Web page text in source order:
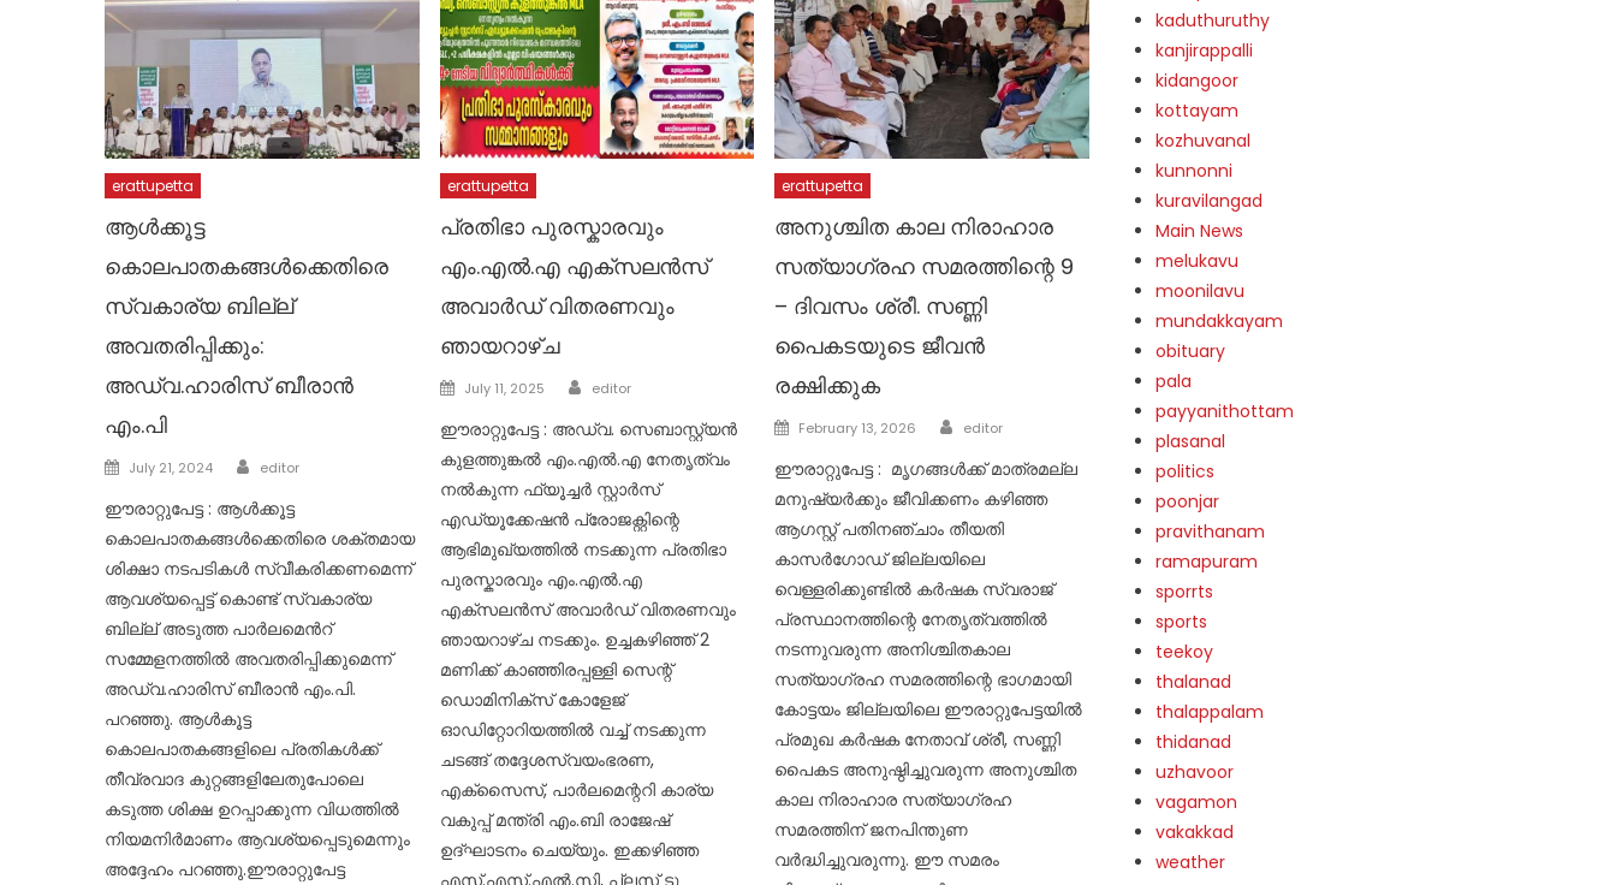
erattupetta
ആൾക്കൂട്ട
കൊലപാതകങ്ങൾക്കെതിരെ
സ്വകാര്യ ബില്ല്
അവതരിപ്പിക്കും:
അഡ്വ.ഹാരിസ് ബീരാൻ
എം.പി
Posted
July 21, 2024 Author
editor
ഈരാറ്റുപേട്ട : ആൾക്കൂട്ട
കൊലപാതകങ്ങൾക്കെതിരെ ശക്തമായ
ശിക്ഷാ നടപടികൾ സ്വീകരിക്കണമെന്ന്
ആവശ്യപ്പെട്ട് കൊണ്ട് സ്വകാര്യ
ബില്ല് അടുത്ത പാർലമെൻറ്
സമ്മേളനത്തിൽ അവതരിപ്പിക്കുമെന്ന്
അഡ്വ.ഹാരിസ് ബീരാൻ എം.പി.
പറഞ്ഞു. ആൾകൂട്ട
കൊലപാതകങ്ങളിലെ പ്രതികൾക്ക്
തീവ്രവാദ കുറ്റങ്ങളിലേതുപോലെ
കടുത്ത ശിക്ഷ ഉറപ്പാക്കുന്ന വിധത്തിൽ
നിയമനിർമാണം ആവശ്യപ്പെടുമെന്നും
അദ്ദേഹം പറഞ്ഞു.ഈരാറ്റുപേട്ട
erattupetta
പ്രതിഭാ പുരസ്കാരവും
എം.എൽ.എ എക്സലൻസ്
അവാർഡ് വിതരണവും
ഞായറാഴ്ച
Posted
July 11, 2025 Author
editor
ഈരാറ്റുപേട്ട : അഡ്വ. സെബാസ്റ്റ്യൻ
കുളത്തുങ്കൽ എം.എൽ.എ നേതൃത്വം
നൽകുന്ന ഫ്യൂച്ചർ സ്റ്റാർസ്
എഡ്യൂക്കേഷൻ പ്രോജക്റ്റിന്റെ
ആഭിമുഖ്യത്തിൽ നടക്കുന്ന പ്രതിഭാ
പുരസ്കാരവും എം.എൽ.എ
എക്സലൻസ് അവാർഡ് വിതരണവും
ഞായറാഴ്ച നടക്കും. ഉച്ചകഴിഞ്ഞ് 2
മണിക്ക് കാഞ്ഞിരപ്പള്ളി സെന്റ്
ഡൊമിനിക്സ് കോളേജ്
ഓഡിറ്റോറിയത്തിൽ വച്ച് നടക്കുന്ന
ചടങ്ങ് തദ്ദേശസ്വയംഭരണ,
എക്സൈസ്, പാർലമെന്ററി കാര്യ
വകുപ്പ് മന്ത്രി എം.ബി രാജേഷ്
ഉദ്ഘാടനം ചെയ്യും. ഇക്കഴിഞ്ഞ
erattupetta
അനുശ്ചിത കാല നിരാഹാര
സത്യാഗ്രഹ സമരത്തിന്റെ 9
– ദിവസം ശ്രീ. സണ്ണി
പൈകടയുടെ ജീവൻ
രക്ഷിക്കുക
Posted
February 13, 2026 Author
editor
ഈരാറ്റുപേട്ട : മൃഗങ്ങൾക്ക് മാത്രമല്ല
മനുഷ്യർക്കും ജീവിക്കണം കഴിഞ്ഞ
ആഗസ്റ്റ് പതിനഞ്ചാം തീയതി
കാസർഗോഡ് ജില്ലയിലെ
വെള്ളരിക്കുണ്ടിൽ കർഷക സ്വരാജ്
പ്രസ്ഥാനത്തിന്റെ നേതൃത്വത്തിൽ
നടന്നുവരുന്ന അനിശ്ചിതകാല
സത്യാഗ്രഹ സമരത്തിന്റെ ഭാഗമായി
കോട്ടയം ജില്ലയിലെ ഈരാറ്റുപേട്ടയിൽ
പ്രമുഖ കർഷക നേതാവ് ശ്രീ, സണ്ണി
പൈകട അനുഷ്ഠിച്ചുവരുന്ന അനുശ്ചിത
കാല നിരാഹാര സത്യാഗ്രഹ
സമരത്തിന് ജനപിന്തുണ
വർദ്ധിച്ചുവരുന്നു. ഈ സമരം
kaduthuruthy
kanjirappalli
kidangoor
kottayam
kozhuvanal
kunnonni
kuravilangad
Main News
melukavu
moonilavu
mundakkayam
obituary
pala
payyanithottam
plasanal
politics
poonjar
pravithanam
ramapuram
sporrts
sports
teekoy
thalanad
thalappalam
thidanad
uzhavoor
vagamon
vakakkad
weather